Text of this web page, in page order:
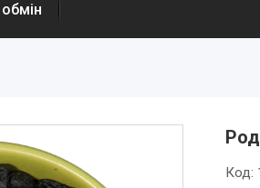
Код: